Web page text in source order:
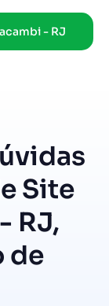
- RJ
Site
RJ,
de